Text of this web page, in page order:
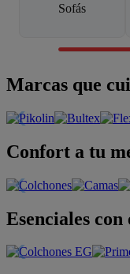
Sofás
Marcas que
Confort a tu
Esenciales con